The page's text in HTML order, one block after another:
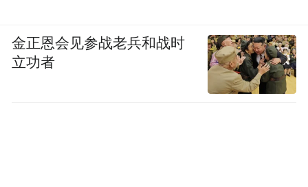
金正恩会见参战老兵和战时
立功者